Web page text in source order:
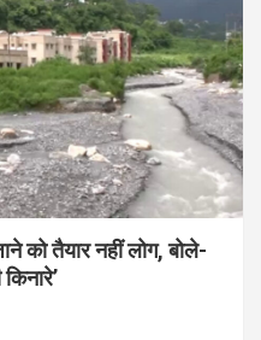
को तैयार नहीं लोग, बोले-